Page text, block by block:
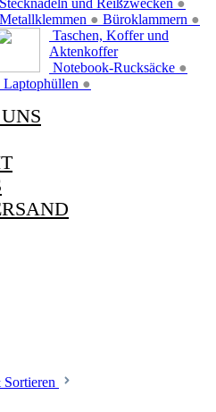
Stecknadeln und Reißzwecken ●
Metallklemmen ● Büroklammern ●
Taschen, Koffer und
Aktenkoffer
Notebook-Rucksäcke ●
Laptophüllen ●